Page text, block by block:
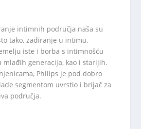
intimnih područja naša su
tako, zadiranje u intimu,
iste i borba s intimnošću
mlađih generacija, kao i starijih.
Philips je pod dobro
segmentom uvrstio i brijač za
područja.